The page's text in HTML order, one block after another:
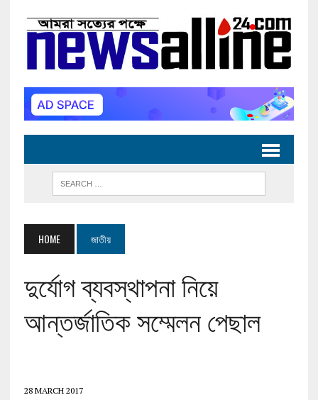
HOME জাতীয়
দুর্যোগ ব্যবস্থাপনা নিয়ে
আন্তর্জাতিক সম্মেলন পেছাল
28 MARCH 2017